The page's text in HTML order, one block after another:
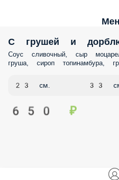
С грушей и
Соус сливочный, сыр
груша, сироп топинамбура,
23 см. 33
650 ₽